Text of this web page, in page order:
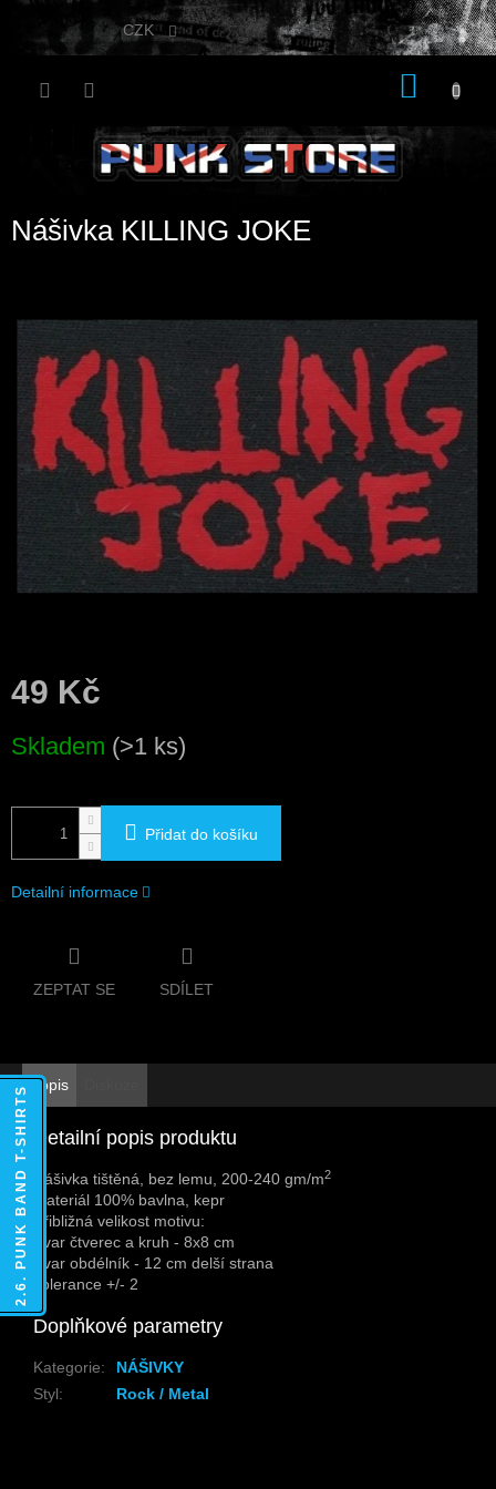
Přejít
CZK
Nášivka KILLING JOKE
49 Kč
cena:
Skladem (>1 ks)
Přidat do košíku
Detailní informace
ZEPTAT SE SDÍLET
Popis
Detailní popis produktu
Nášivka tištěná, bez lemu, 200-240 gm/m2
Materiál 100% bavlna, kepr
Přibližná velikost motivu:
Tvar čtverec a kruh - 8x8 cm
Tvar obdélník - 12 cm delší strana
Tolerance +/- 2
Doplňkové parametry
Kategorie:
NÁŠIVKY
Styl: Rock / Metal
2.6. PUNK BAND T-SHIRTS